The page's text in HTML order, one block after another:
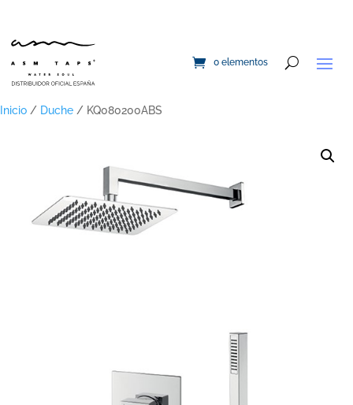
0 elementos
Inicio / Duche / KQ080200ABS